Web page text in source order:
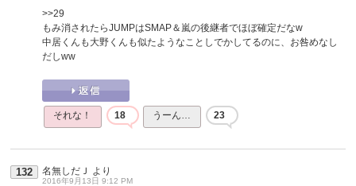
>>29
もみ消されたらJUMPはSMAP＆嵐の後継者でほぼ確定だなw
中居くんも大野くんも似たようなことしでかしてるのに、お咎めなし
だしww
それな！ 18 うーん… 23
132 名無しだＪ より
2016年9月13日 9:12 PM